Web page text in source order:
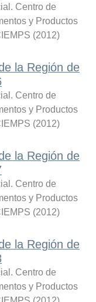
Centro de
y Productos
(2012)
la Región de
Centro de
y Productos
(2012)
la Región de
Centro de
y Productos
(2012)
la Región de
Centro de
y Productos